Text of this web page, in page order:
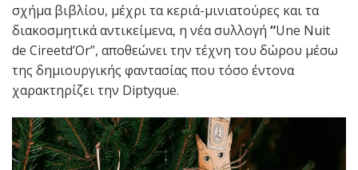
σχήμα βιβλίου, μέχρι τα κεριά-μινιατούρες και τα
διακοσμητικά αντικείμενα, η νέα συλλογή “Une Nuit
de Cireetd’Or”, αποθεώνει την τέχνη του δώρου μέσω
της δημιουργικής φαντασίας που τόσο έντονα
χαρακτηρίζει την Diptyque.